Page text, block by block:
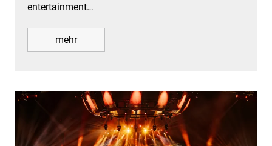
entertainment…
mehr